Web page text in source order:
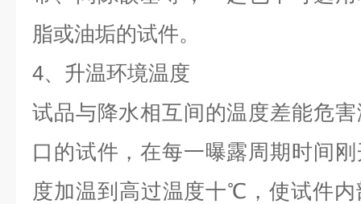
脂或油垢的试件。
4、升温环境温度
试品与降水相互间的温度差能危
口的试件，在每一曝露周期时间
度加温到高过温度十℃，使试件